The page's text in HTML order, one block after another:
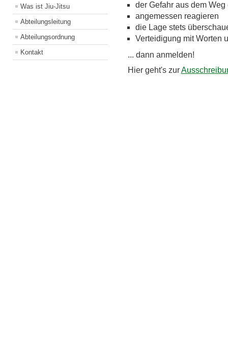
Was ist Jiu-Jitsu
Abteilungsleitung
Abteilungsordnung
Kontakt
der Gefahr aus dem Weg
angemessen reagieren
die Lage stets
Verteidigung mit Worten
... dann anmelden!
Hier geht's zur